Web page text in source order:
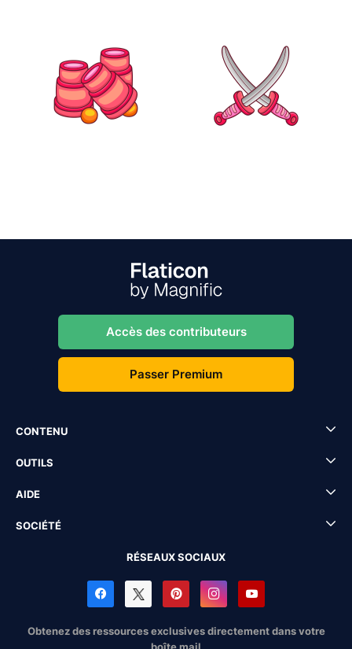
Accès des contributeurs
Passer Premium
CONTENU
OUTILS
AIDE
SOCIÉTÉ
RÉSEAUX SOCIAUX
Obtenez des ressources exclusives directement dans votre